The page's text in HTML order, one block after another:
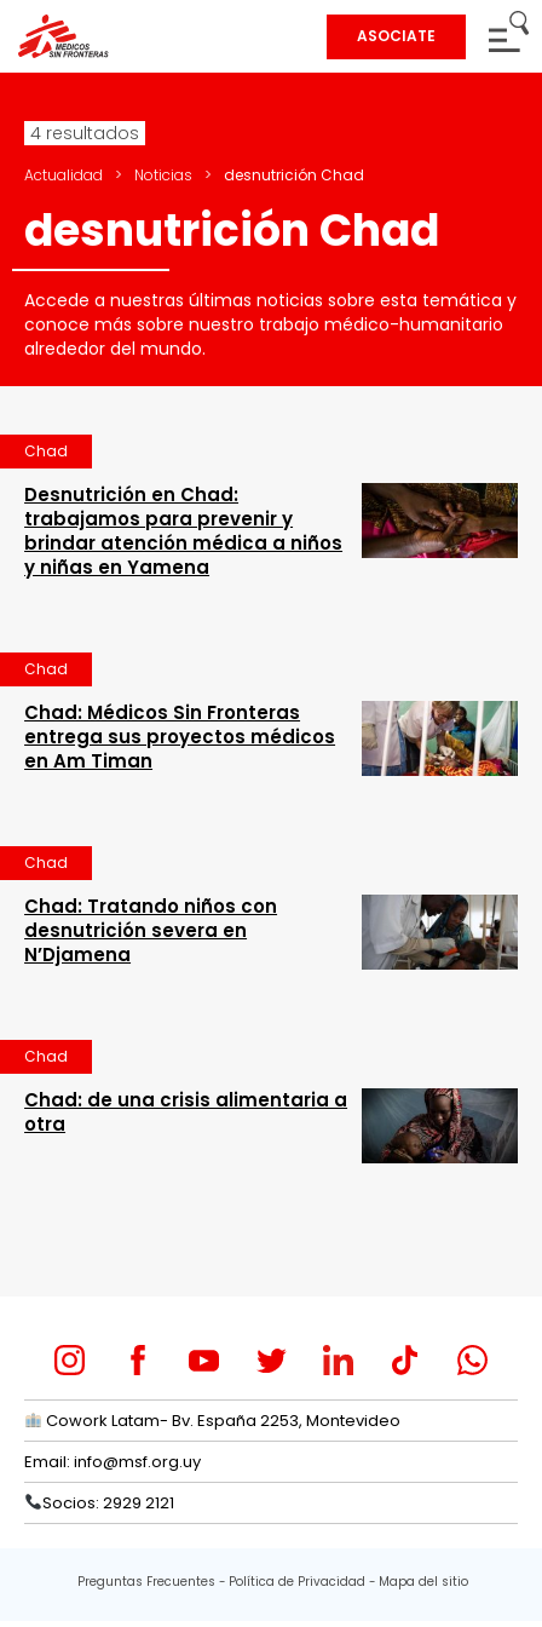
ASOCIATE
4 resultados
Actualidad > Noticias > desnutrición Chad
desnutrición Chad
Accede a nuestras últimas noticias sobre esta temática y
conoce más sobre nuestro trabajo médico-humanitario
alrededor del mundo.
Chad
Desnutrición en Chad:
trabajamos para prevenir y
brindar atención médica a niños
y niñas en Yamena
Chad
Chad: Médicos Sin Fronteras
entrega sus proyectos médicos
en Am Timan
Chad
Chad: Tratando niños con
desnutrición severa en
N’Djamena
Chad
Chad: de una crisis alimentaria a
otra
Cowork Latam- Bv. España 2253, Montevideo
Email: info@msf.org.uy
Socios: 2929 2121
Preguntas Frecuentes Política de Privacidad Mapa del sitio